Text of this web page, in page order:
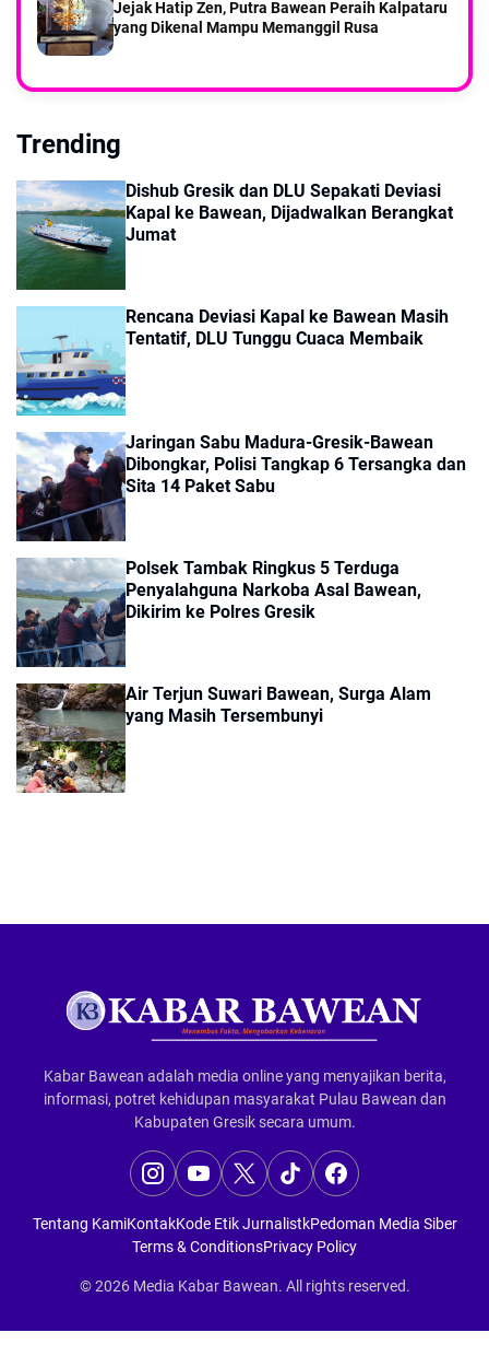
Jejak Hatip Zen, Putra Bawean Peraih Kalpataru
yang Dikenal Mampu Memanggil Rusa
Trending
Dishub Gresik dan DLU Sepakati Deviasi
Kapal ke Bawean, Dijadwalkan Berangkat
Jumat
Rencana Deviasi Kapal ke Bawean Masih
Tentatif, DLU Tunggu Cuaca Membaik
Jaringan Sabu Madura-Gresik-Bawean
Dibongkar, Polisi Tangkap 6 Tersangka dan
Sita 14 Paket Sabu
Polsek Tambak Ringkus 5 Terduga
Penyalahguna Narkoba Asal Bawean,
Dikirim ke Polres Gresik
Air Terjun Suwari Bawean, Surga Alam
yang Masih Tersembunyi
Kabar Bawean adalah media online yang menyajikan berita,
informasi, potret kehidupan masyarakat Pulau Bawean dan
Kabupaten Gresik secara umum.
Tentang KamiKontakKode Etik JurnalistkPedoman Media Siber
Terms & ConditionsPrivacy Policy
© 2026 Media Kabar Bawean. All rights reserved.